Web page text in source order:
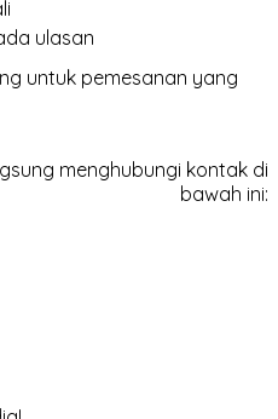
ulasan
untuk pemesanan yang
menghubungi kontak di
bawah ini: